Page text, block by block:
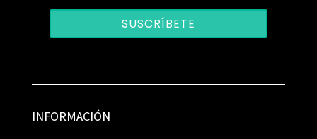
SUSCRÍBETE
INFORMACIÓN